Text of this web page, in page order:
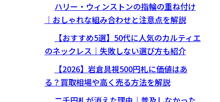
ハリー・ウィンストンの指輪の重ね付け
｜おしゃれな組み合わせと注意点を解説
【おすすめ5選】50代に人気のカルティエ
のネックレス｜失敗しない選び方も紹介
【2026】岩倉具視500円札に価値はあ
る？買取相場や高く売る方法を解説